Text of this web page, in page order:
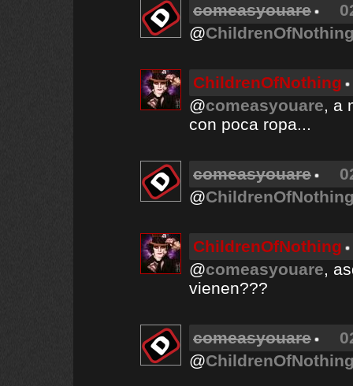
comeasyouare
@
ChildrenOfNothing
@comeasyouare, a
con poca ropa...
comeasyouare
@
ChildrenOfNothing
@comeasyouare,
vienen???
comeasyouare
@